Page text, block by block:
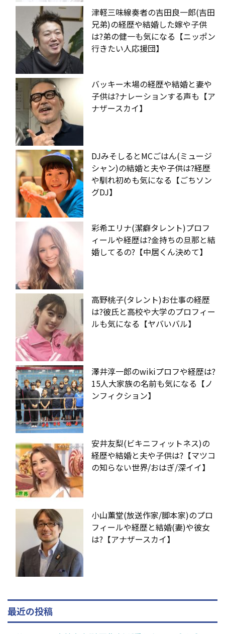
津軽三味線奏者の吉田良一郎(吉田
兄弟)の経歴や結婚した嫁や子供
は?弟の健一も気になる【ニッポン
行きたい人応援団】
バッキー木場の経歴や結婚と妻や
子供は?ナレーションする声も【ア
ナザースカイ】
DJみそしるとMCごはん(ミュージ
シャン)の結婚と夫や子供は?経歴
や馴れ初めも気になる【ごちソン
グDJ】
彩希エリナ(潔癖タレント)プロフ
ィールや経歴は?金持ちの旦那と結
婚してるの?【中居くん決めて】
高野桃子(タレント)お仕事の経歴
は?彼氏と高校や大学のプロフィー
ルも気になる【ヤバいバル】
澤井淳一郎のwikiプロフや経歴は?
15人大家族の名前も気になる【ノ
ンフィクション】
安井友梨(ビキニフィットネス)の
経歴や結婚と夫や子供は?【マツコ
の知らない世界/おはぎ/深イイ】
小山薫堂(放送作家/脚本家)のプロ
フィールや経歴と結婚(妻)や彼女
は?【アナザースカイ】
最近の投稿